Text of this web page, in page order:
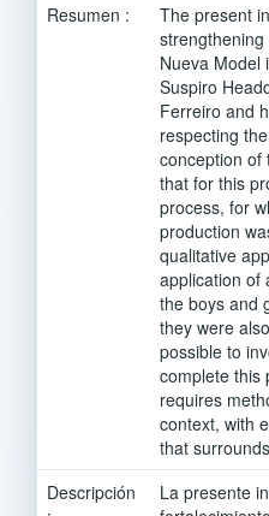
Resumen :
The present
Nueva Model
Suspiro
Ferreiro and
respecting
conception of
that for this
process, for
production
qualitative
application of
the boys and
they were
possible to
complete this
requires
context, with
that
Descripción
La presente